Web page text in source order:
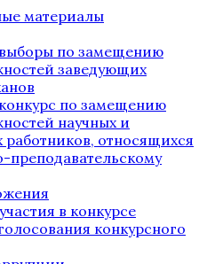
материалы
по замещению
заведующих
по замещению
научных и
работников, относящихся
преподавательскому
в конкурсе
конкурсного